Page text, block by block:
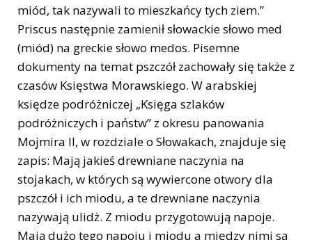
miód, tak nazywali to mieszkańcy tych ziem.”
Priscus następnie zamienił słowackie słowo med
(miód) na greckie słowo medos. Pisemne
dokumenty na temat pszczół zachowały się także z
czasów Księstwa Morawskiego. W arabskiej
księdze podróżniczej „Księga szlaków
podróżniczych i państw” z okresu panowania
Mojmira II, w rozdziale o Słowakach, znajduje się
zapis: Mają jakieś drewniane naczynia na
stojakach, w których są wywiercone otwory dla
pszczół i ich miodu, a te drewniane naczynia
nazywają ulidż. Z miodu przygotowują napoje.
Mają dużo tego napoju i miodu a między nimi są